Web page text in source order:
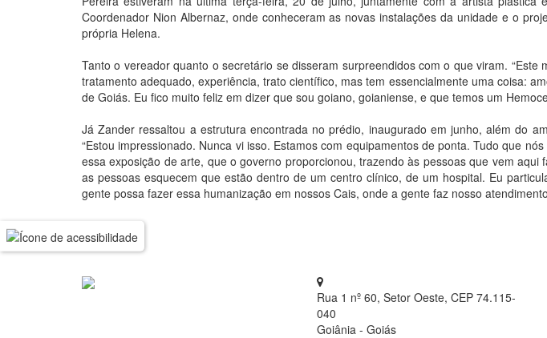
Coordenador Nion Albernaz, onde conheceram as novas instalações da unidade e o
própria Helena.
Tanto o vereador quanto o secretário se disseram surpreendidos com o que viram.
tratamento adequado, experiência, trato científico, mas tem essencialmente uma coisa:
de Goiás. Eu fico muito feliz em dizer que sou goiano, goianiense, e que temos um
Já Zander ressaltou a estrutura encontrada no prédio, inaugurado em junho, além do
“Estou impressionado. Nunca vi isso. Estamos com equipamentos de ponta. Tudo que
essa exposição de arte, que o governo proporcionou, trazendo às pessoas que vem
as pessoas esquecem que estão dentro de um centro clínico, de um hospital. Eu
gente possa fazer essa humanização em nossos Cais, onde a gente faz nosso
Rua 1 nº 60, Setor Oeste, CEP 74.115-
040
Goiânia - Goiás